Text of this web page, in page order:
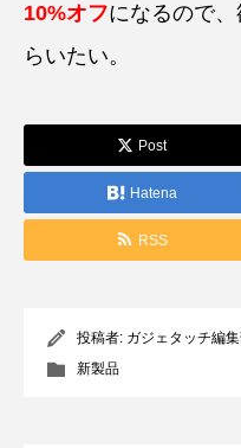
10%オフになるので
らいたい。
Post
Hatena
RSS
投稿者: ガジェタッチ編
新製品